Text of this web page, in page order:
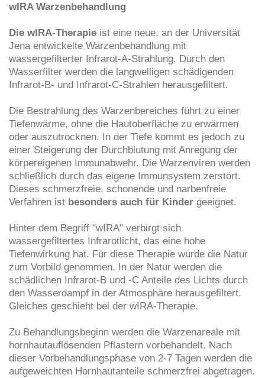
wIRA Warzenbehandlung
Die wIRA-Therapie ist eine neue, an der Universität
Jena entwickelte Warzenbehandlung mit
wassergefilterter Infrarot-A-Strahlung. Durch den
Wasserfilter werden die langwelligen schädigenden
Infrarot-B- und Infrarot-C-Strahlen herausgefiltert.
Die Bestrahlung des Warzenbereiches führt zu einer
Tiefenwärme, ohne die Hautoberfläche zu erwärmen
oder auszutrocknen. In der Tiefe kommt es jedoch zu
einer Steigerung der Durchblutung mit Anregung der
körpereigenen Immunabwehr. Die Warzenviren werden
schließlich durch das eigene Immunsystem zerstört.
Dieses schmerzfreie, schonende und narbenfreie
Verfahren ist besonders auch für Kinder geeignet.
Hinter dem Begriff "wIRA" verbirgt sich
wassergefiltertes Infrarotlicht, das eine hohe
Tiefenwirkung hat. Für diese Therapie wurde die Natur
zum Vorbild genommen. In der Natur werden die
schädlichen Infrarot-B und -C Anteile des Lichts durch
den Wasserdampf in der Atmosphäre herausgefiltert.
Gleiches geschieht bei der wIRA-Therapie.
Zu Behandlungsbeginn werden die Warzenareale mit
hornhautauflösenden Pflastern vorbehandelt. Nach
dieser Vorbehandlungsphase von 2-7 Tagen werden die
aufgeweichten Hornhautanteile schmerzfrei abgetragen.